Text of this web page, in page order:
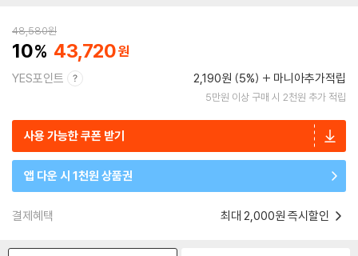
48,580원
10 43,720
YES포인트 2,190원 (5%) 마니아추가적립
5만원 이상 구매 시 2천원 추가 적립
사용 가능한 쿠폰 받기
앱 다운 시 1천원 상품권
결제혜택 최대 2,000원 즉시할인